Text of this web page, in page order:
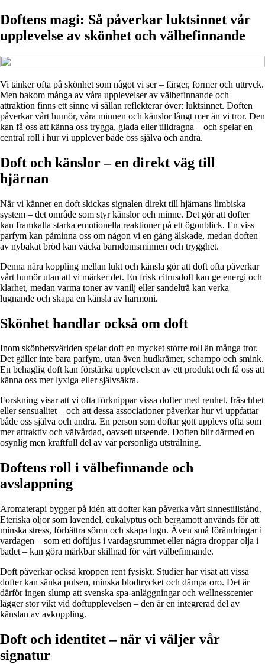
Doftens magi: Så påverkar luktsinnet vår
upplevelse av skönhet och välbefinnande
Vi tänker ofta på skönhet som något vi ser – färger, former och uttryck.
Men bakom många av våra upplevelser av välbefinnande och
attraktion finns ett sinne vi sällan reflekterar över: luktsinnet. Doften
påverkar vårt humör, våra minnen och känslor långt mer än vi tror. Den
kan få oss att känna oss trygga, glada eller tilldragna – och spelar en
central roll i hur vi upplever både oss själva och andra.
Doft och känslor – en direkt väg till
hjärnan
När vi känner en doft skickas signalen direkt till hjärnans limbiska
system – det område som styr känslor och minne. Det gör att dofter
kan framkalla starka emotionella reaktioner på ett ögonblick. En viss
parfym kan påminna oss om någon vi en gång älskade, medan doften
av nybakat bröd kan väcka barndomsminnen och trygghet.
Denna nära koppling mellan lukt och känsla gör att doft ofta påverkar
vårt humör utan att vi märker det. En frisk citrusdoft kan ge energi och
klarhet, medan varma toner av vanilj eller sandelträ kan verka
lugnande och skapa en känsla av harmoni.
Skönhet handlar också om doft
Inom skönhetsvärlden spelar doft en mycket större roll än många tror.
Det gäller inte bara parfym, utan även hudkrämer, schampo och smink.
En behaglig doft kan förstärka upplevelsen av ett produkt och få oss att
känna oss mer lyxiga eller självsäkra.
Forskning visar att vi ofta förknippar vissa dofter med renhet, fräschhet
eller sensualitet – och att dessa associationer påverkar hur vi uppfattar
både oss själva och andra. En person som doftar gott upplevs ofta som
mer attraktiv och välvårdad, oavsett utseende. Doften blir därmed en
osynlig men kraftfull del av vår personliga utstrålning.
Doftens roll i välbefinnande och
avslappning
Aromaterapi bygger på idén att dofter kan påverka vårt sinnestillstånd.
Eteriska oljor som lavendel, eukalyptus och bergamott används för att
minska stress, förbättra sömn och skapa lugn. Även små förändringar i
vardagen – som ett doftljus i vardagsrummet eller några droppar olja i
badet – kan göra märkbar skillnad för vårt välbefinnande.
Doft påverkar också kroppen rent fysiskt. Studier har visat att vissa
dofter kan sänka pulsen, minska blodtrycket och dämpa oro. Det är
därför ingen slump att svenska spa-anläggningar och wellnesscenter
lägger stor vikt vid doftupplevelsen – den är en integrerad del av
känslan av avkoppling.
Doft och identitet – när vi väljer vår
signatur